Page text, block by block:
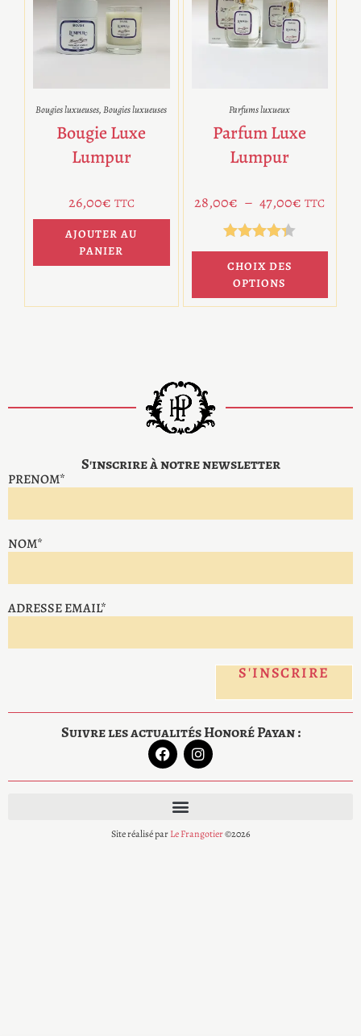
Bougies luxueuses,Bougies luxueuses
Bougie Luxe
Lumpur
26,00€ TTC
AJOUTER AU
PANIER
Parfums luxueux
Parfum Luxe
Lumpur
28,00€ – 47,00€ TTC
Note4.33
sur 5
CHOIX DES
OPTIONS
S'inscrire à notre newsletter
PRENOM*
NOM*
ADRESSE EMAIL*
Suivre les actualités Honoré Payan :
Site réalisé parLe Frangotier©2026